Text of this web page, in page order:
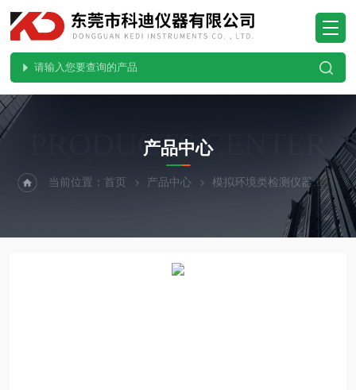
PRODUCTS CENTER
产品中心
当前位置：首页 产品中心 模拟环境类检测仪器 紫